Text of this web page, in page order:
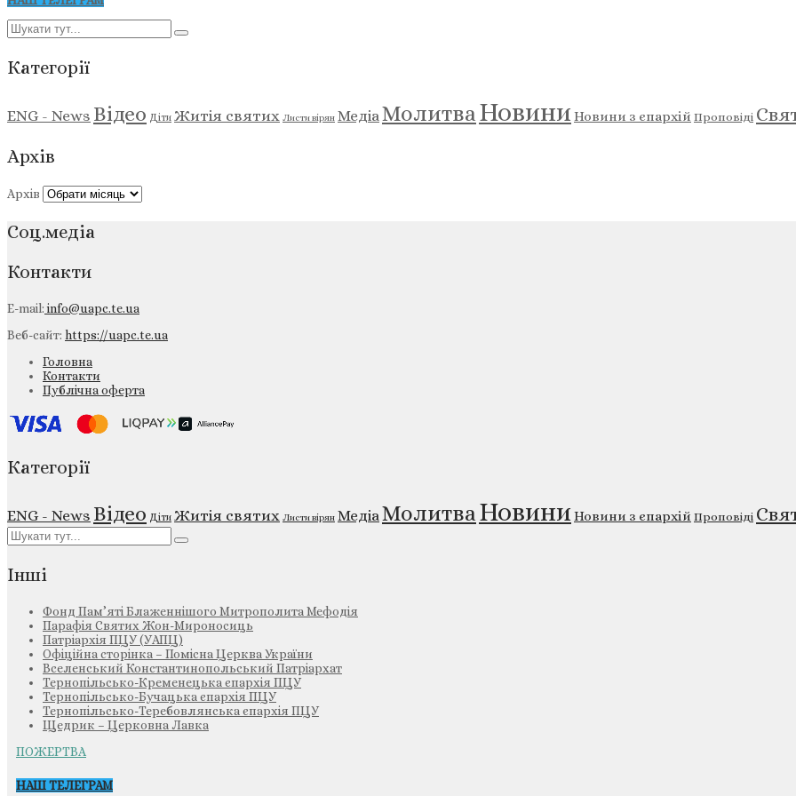
Категорії
ENG - News Відео Діти Житія святих Листи вірян МедіаМолитваНовини Новини з єпархій Проповіді
Архів
Архів
Соц.медіа
Контакти
E-mail:info@uapc.te.ua
Веб-сайт: https://uapc.te.ua
Головна
Контакти
Публічна оферта
Категорії
ENG - News Відео Діти Житія святих Листи вірян МедіаМолитваНовиниНовини з єпархій Проповіді
Інші
Фонд Пам’яті Блаженнішого Митрополита Мефодія
Парафія Святих Жон-Мироносиць
Патріархія ПЦУ (УАПЦ)
Офіційна сторінка – Помісна Церква України
Вселенський Константинопольський Патріархат
Тернопільсько-Кременецька єпархія ПЦУ
Тернопільсько-Бучацька єпархія ПЦУ
Тернопільсько-Теребовлянська єпархія ПЦУ
Щедрик – Церковна Лавка
ПОЖЕРТВА
НАШ ТЕЛЕГРАМ